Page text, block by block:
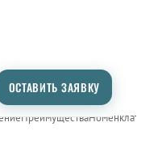
ОСТАВИТЬ ЗАЯВКУ
ПреимуществаНоменклатура